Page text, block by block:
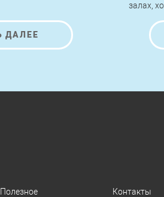
ДАЛЕЕ
залах,
за
Полезное Контакты